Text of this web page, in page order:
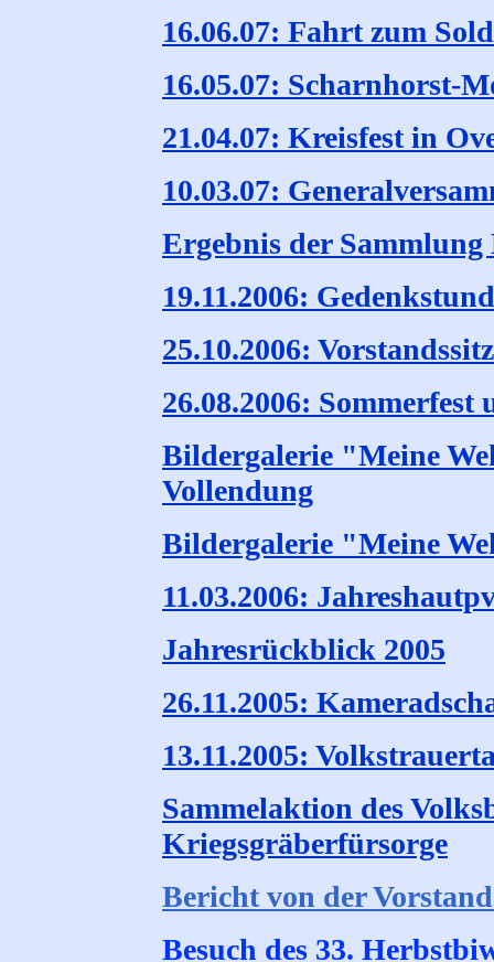
16.06.07: Fahrt zum
16.05.07: Scharnhorst-
21.04.07: Kreisfest in
10.03.07:
Ergebnis der
19.11.2006:
25.10.2006:
26.08.2006: Sommerfest
Bildergalerie "Meine
Vollendung
Bildergalerie "Meine
11.03.2006:
Jahresrückblick 2005
26.11.2005:
13.11.2005:
Sammelaktion des
Kriegsgräberfürsorge
Bericht von der
Besuch des 33.